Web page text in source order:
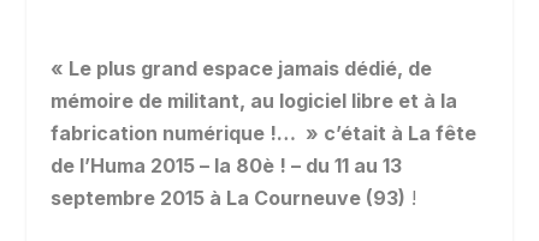
« Le plus grand espace jamais dédié, de
mémoire de militant, au logiciel libre et à la
fabrication numérique !… » c’était à La fête
de l’Huma 2015 – la 80è ! – du 11 au 13
septembre 2015 à La Courneuve (93) !